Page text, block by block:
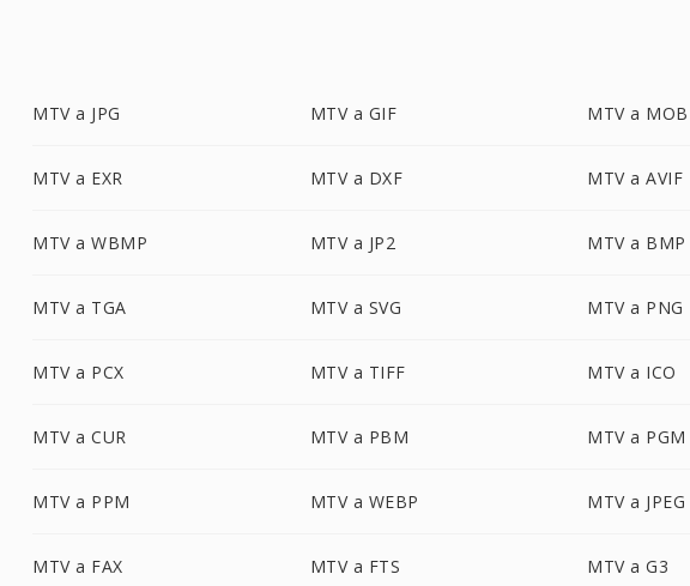
MTV a JPG MTV a GIF MTV a
MTV a EXR MTV a DXF MTV a AVIF
MTV a WBMP MTV a JP2 MTV a BMP
MTV a TGA MTV a SVG MTV a PNG
MTV a PCX MTV a TIFF MTV a ICO
MTV a CUR MTV a PBM MTV a PGM
MTV a PPM MTV a WEBP MTV a JPEG
MTV a FAX MTV a FTS MTV a G3